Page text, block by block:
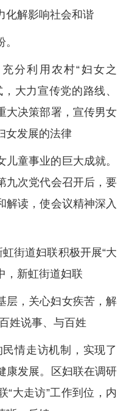
化解影响社会和谐
分利用农村“妇女之
大力宣传党的路线、
大决策部署，宣传男女
女发展的法律
童事业的巨大成就。
九次党代会召开后，要
解读，使会议精神深入
街道妇联积极开展“大
，新虹街道妇联
层，关心妇女疾苦，解
姓说事、与百姓
情走访机制，实现了
康发展。区妇联在调研
“大走访”工作到位，内